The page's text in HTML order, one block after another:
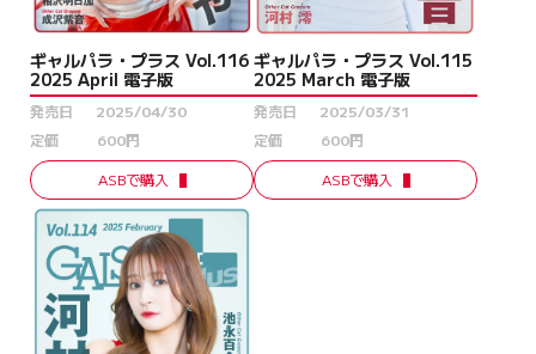
ギャルパラ・プラス Vol.116
2025 April 電子版
発売日
2025/04/30
定価
600円
ASBで購入
ギャルパラ・プラス Vol.115
2025 March 電子版
発売日
2025/03/31
定価
600円
ASBで購入